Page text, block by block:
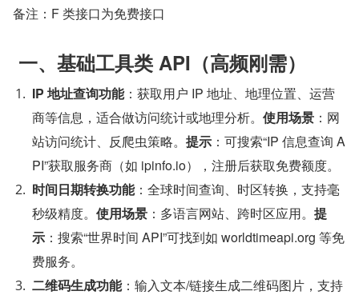
备注：F 类接口为免费接口
一、基础工具类 API（高频刚需）
IP 地址查询功能：获取用户 IP 地址、地理位置、运营
商等信息，适合做访问统计或地理分析。 使用场景 ：网
站访问统计、反爬虫策略。 提示 ：可搜索“IP 信息查询 A
PI”获取服务商（如 ipinfo.io），注册后获取免费额度。
时间日期转换功能：全球时间查询、时区转换，支持毫
秒级精度。 使用场景 ：多语言网站、跨时区应用。 提
示 ：搜索“世界时间 API”可找到如 worldtimeapi.org 等免
费服务。
二维码生成功能：输入文本/链接生成二维码图片，支持